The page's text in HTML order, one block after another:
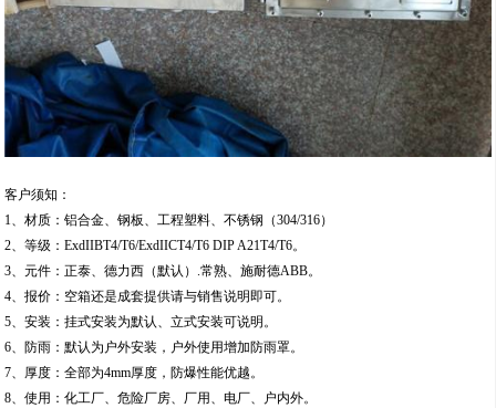
客户须知：
1、材质：铝合金、钢板、工程塑料、不锈钢（304/316）
2、等级：ExdIIBT4/T6/ExdIICT4/T6 DIP A21T4/T6。
3、元件：正泰、德力西（默认）.常熟、施耐德ABB。
4、报价：空箱还是成套提供请与销售说明即可。
5、安装：挂式安装为默认、立式安装可说明。
6、防雨：默认为户外安装，户外使用增加防雨罩。
7、厚度：全部为4mm厚度，防爆性能优越。
8、使用：化工厂、危险厂房、厂用、电厂、户内外。